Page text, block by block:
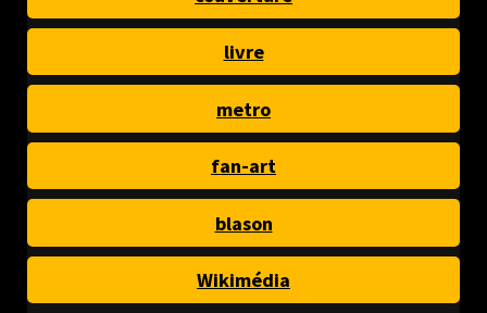
livre
metro
fan-art
blason
Wikimédia